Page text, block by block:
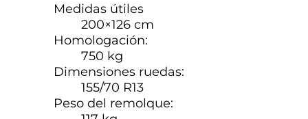
Medidas útiles
200×126 cm
Homologación:
750 kg
Dimensiones ruedas:
155/70 R13
Peso del remolque: